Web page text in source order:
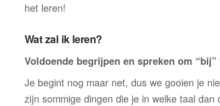
het leren!
Wat zal ik leren?
Voldoende begrijpen en spreken om
Je begint nog maar net, dus we gooien je
zijn sommige dingen die je in welke taal dan